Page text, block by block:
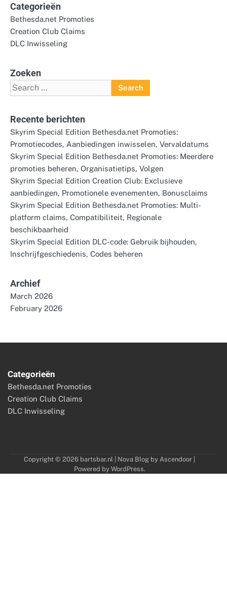
Categorieën
Bethesda.net Promoties
Creation Club Claims
DLC Inwisseling
Zoeken
Search
for:
Recente berichten
Skyrim Special Edition Bethesda.net Promoties:
Promotiecodes, Aanbiedingen inwisselen, Vervaldatums
Skyrim Special Edition Bethesda.net Promoties: Meerdere
promoties beheren, Organisatietips, Volgen
Skyrim Special Edition Creation Club: Exclusieve
aanbiedingen, Promotionele evenementen, Bonusclaims
Skyrim Special Edition Bethesda.net Promoties: Multi-
platform claims, Compatibiliteit, Regionale
beschikbaarheid
Skyrim Special Edition DLC-code: Gebruik bijhouden,
Inschrijfgeschiedenis, Codes beheren
Archief
March 2026
February 2026
Categorieën
Bethesda.net Promoties
Creation Club Claims
DLC Inwisseling
Copyright © 2026 bartsbar.nl | Nova Blog by Ascendoor |
Powered by WordPress.